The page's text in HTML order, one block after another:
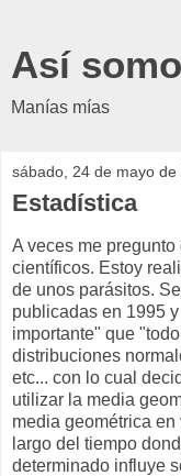
Así
Manías mías
sábado, 24 de mayo de
Estadística
A veces me
científicos. Estoy
de unos parásitos.
publicadas en 1995
importante" que
distribuciones
etc... con lo cual
utilizar la media
media geométrica
largo del tiempo
determinado influye